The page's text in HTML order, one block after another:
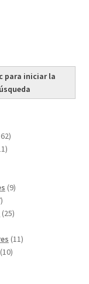
para iniciar la
162
11
99
7
products
2525
1111
1010